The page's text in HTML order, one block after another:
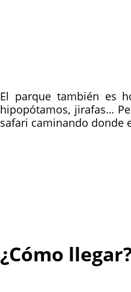
El parque también es
hipopótamos, jirafas…
safari caminando donde
¿Cómo